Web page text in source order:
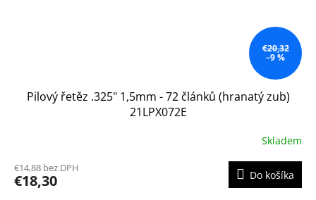
€20,32
–9 %
Pilový řetěz .325" 1,5mm - 72 článků (hranatý zub)
21LPX072E
Skladem
€14,88 bez DPH
€18,30 Do košíka